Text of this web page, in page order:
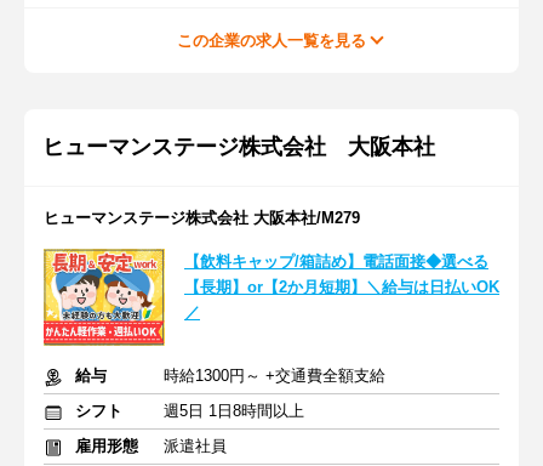
この企業の求人一覧を見る
ヒューマンステージ株式会社 大阪本社
ヒューマンステージ株式会社 大阪本社/M279
【飲料キャップ/箱詰め】電話面接◆選べる
【長期】or【2か月短期】＼給与は日払いOK
／
給与
時給1300円～ +交通費全額支給
シフト
週5日 1日8時間以上
雇用形態
派遣社員